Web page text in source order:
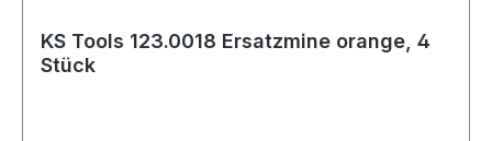
KS Tools 123.0018 Ersatzmine orange, 4
Stück